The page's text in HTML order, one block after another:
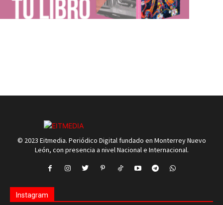
© 2023 Eitmedia. Periódico Digital fundado en Monterrey Nuevo
León, con presencia a nivel Nacional e Internacional.
Instagram